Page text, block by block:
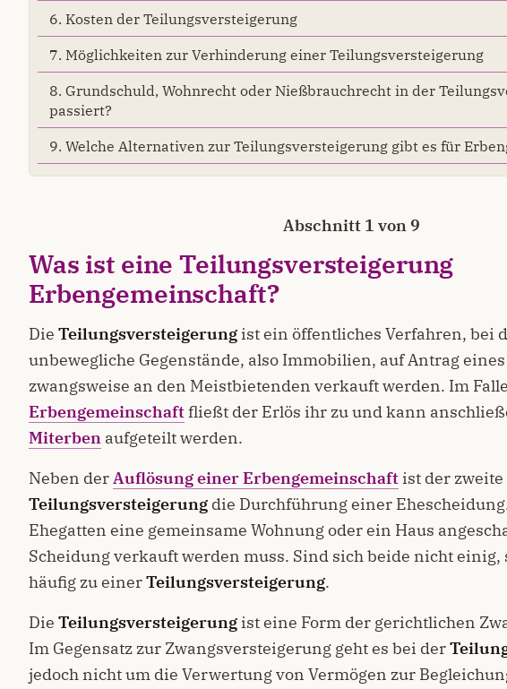
6. Kosten der Teilungsversteigerung
7. Möglichkeiten zur Verhinderung einer Teilungsversteigerung
8. Grundschuld, Wohnrecht oder Nießbrauchrecht in der
passiert?
9. Welche Alternativen zur Teilungsversteigerung gibt es für
Abschnitt 1 von 9
Was ist eine Teilungsversteigerung
Erbengemeinschaft?
Die Teilungsversteigerung ist ein öffentliches Verfahren, bei
unbewegliche Gegenstände, also Immobilien, auf Antrag
zwangsweise an den Meistbietenden verkauft werden. Im
Erbengemeinschaftfließt der Erlös ihr zu und kann
Miterben aufgeteilt werden.
Neben derAuflösung einer Erbengemeinschaft ist der
Teilungsversteigerung die Durchführung einer
Ehegatten eine gemeinsame Wohnung oder ein Haus
Scheidung verkauft werden muss. Sind sich beide nicht einig,
häufig zu einerTeilungsversteigerung.
Die Teilungsversteigerung ist eine Form der gerichtlichen
Im Gegensatz zur Zwangsversteigerung geht es bei der
jedoch nicht um die Verwertung von Vermögen zur